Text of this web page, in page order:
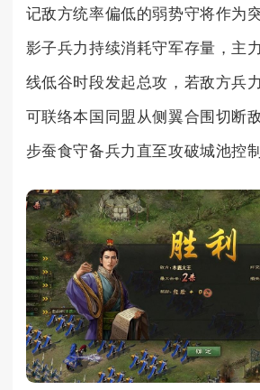
记敌方统率偏低的弱势守将作为
影子兵力持续消耗守军存量，主
线低谷时段发起总攻，若敌方兵
可联络本国同盟从侧翼合围切断
步蚕食守备兵力直至攻破城池控制